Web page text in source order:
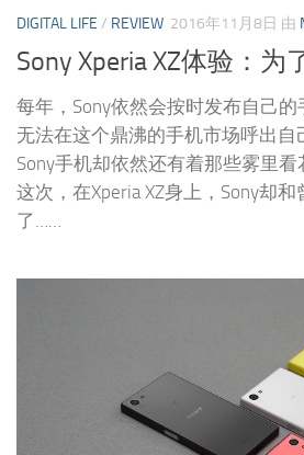
DIGITAL LIFE / REVIEW 2016年11月8日 由
Sony Xperia XZ体验：为
每年，Sony依然会按时发布自己
无法在这个鼎沸的手机市场呼出自
Sony手机却依然还有着那些雾里
这次，在Xperia XZ身上，Sony却
了……